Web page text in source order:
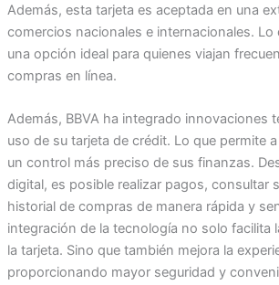
Además, esta tarjeta es aceptada en una
comercios nacionales e internacionales. Lo
una opción ideal para quienes viajan
compras en línea.
Además, BBVA ha integrado innovaciones
uso de su tarjeta de crédit. Lo que permite
un control más preciso de sus finanzas.
digital, es posible realizar pagos, consultar
historial de compras de manera rápida y
integración de la tecnología no solo facilita
la tarjeta. Sino que también mejora la
proporcionando mayor seguridad y